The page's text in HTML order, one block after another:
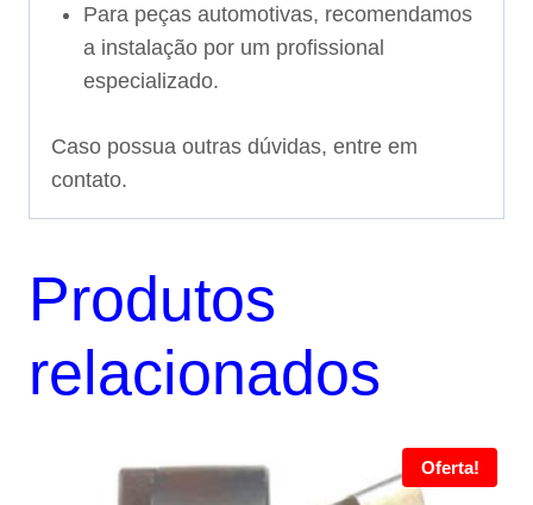
Para peças automotivas, recomendamos
a instalação por um profissional
especializado.
Caso possua outras dúvidas, entre em
contato.
Produtos
relacionados
Oferta!